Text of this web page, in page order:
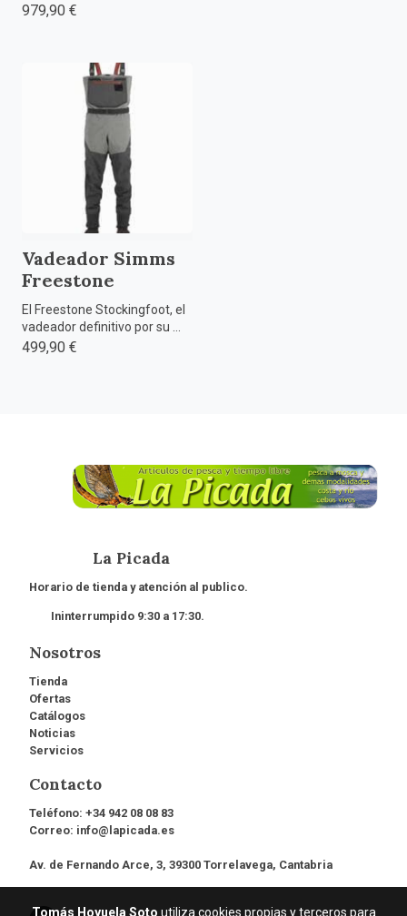
979,90 €
Vadeador Simms
Freestone
El Freestone Stockingfoot, el
vadeador definitivo por su ...
499,90 €
La Picada
Horario de tienda y atención al publico.
Ininterrumpido 9:30 a 17:30.
Nosotros
Tienda
Ofertas
Catálogos
Noticias
Servicios
Contacto
Teléfono: +34 942 08 08 83
Correo: info@lapicada.es
Av. de Fernando Arce, 3, 39300 Torrelavega, Cantabria
Tomás Hoyuela Soto utiliza cookies propias y terceros para